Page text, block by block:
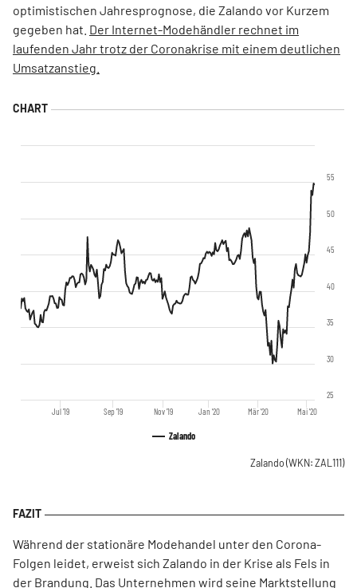
optimistischen Jahresprognose, die Zalando vor Kurzem
gegeben hat. Der Internet-Modehändler rechnet im
laufenden Jahr trotz der Coronakrise mit einem deutlichen
Umsatzanstieg.
Zalando
Jul '19 Sep '19 Nov '19 Jan '20 Mär '20 Mai '20
25
30
35
40
45
50
55
Zalando (WKN: ZAL111)
Während der stationäre Modehandel unter den Corona-
Folgen leidet, erweist sich Zalando in der Krise als Fels in
der Brandung. Das Unternehmen wird seine Marktstellung